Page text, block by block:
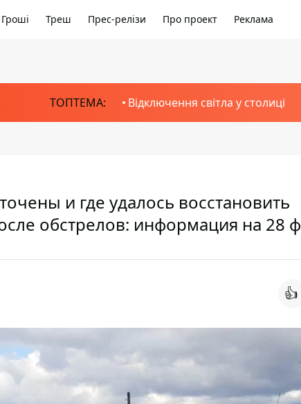
Гроші Треш Прес-релізи Про проект Реклама
ТОПТЕМА: Відключення світла у столиці
и где удалось восстановить
обстрелов: информация на 28
👍